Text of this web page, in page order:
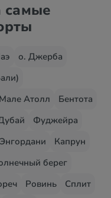
самые
о. Джерба
Атолл
Бентота
Фуджейра
Капрун
берег
Ровинь
Сплит